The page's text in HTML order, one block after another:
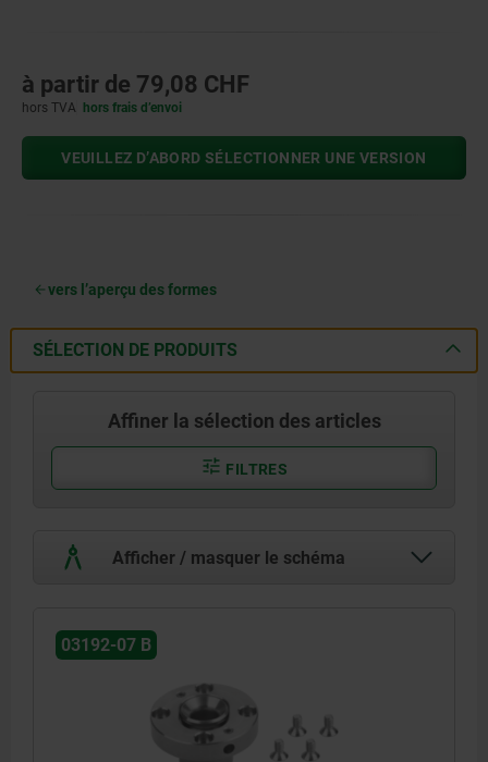
à partir de 79,08 CHF
hors TVA hors frais d’envoi
VEUILLEZ D’ABORD SÉLECTIONNER UNE VERSION
vers l’aperçu des formes
SÉLECTION DE PRODUITS
Affiner la sélection des articles
FILTRES
Afficher / masquer le schéma
03192-07 B